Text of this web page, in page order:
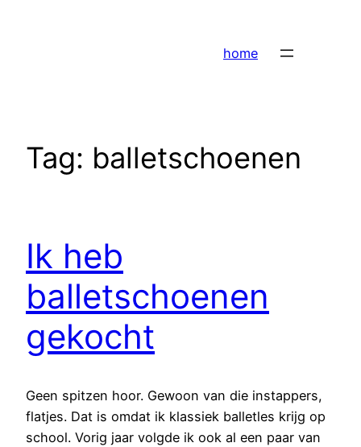
home
Tag: balletschoenen
Ik heb
balletschoenen
gekocht
Geen spitzen hoor. Gewoon van die instappers,
flatjes. Dat is omdat ik klassiek balletles krijg op
school. Vorig jaar volgde ik ook al een paar van